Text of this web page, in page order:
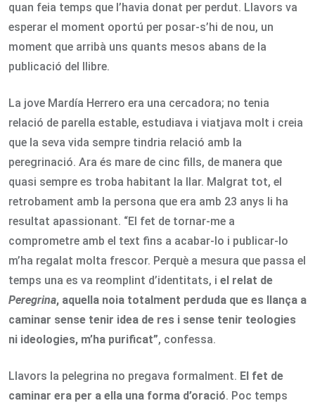
quan feia temps que l’havia donat per perdut. Llavors va
esperar el moment oportú per posar-s’hi de nou, un
moment que arribà uns quants mesos abans de la
publicació del llibre.
La jove Mardía Herrero era una cercadora; no tenia
relació de parella estable, estudiava i viatjava molt i creia
que la seva vida sempre tindria relació amb la
peregrinació. Ara és mare de cinc fills, de manera que
quasi sempre es troba habitant la llar. Malgrat tot, el
retrobament amb la persona que era amb 23 anys li ha
resultat apassionant. “El fet de tornar-me a
comprometre amb el text fins a acabar-lo i publicar-lo
m’ha regalat molta frescor. Perquè a mesura que passa el
temps una es va reomplint d’identitats, i el relat de
Peregrina, aquella noia totalment perduda que es llança a
caminar sense tenir idea de res i sense tenir teologies
ni ideologies, m’ha purificat”, confessa.
Llavors la pelegrina no pregava formalment. El fet de
caminar era per a ella una forma d’oració. Poc temps